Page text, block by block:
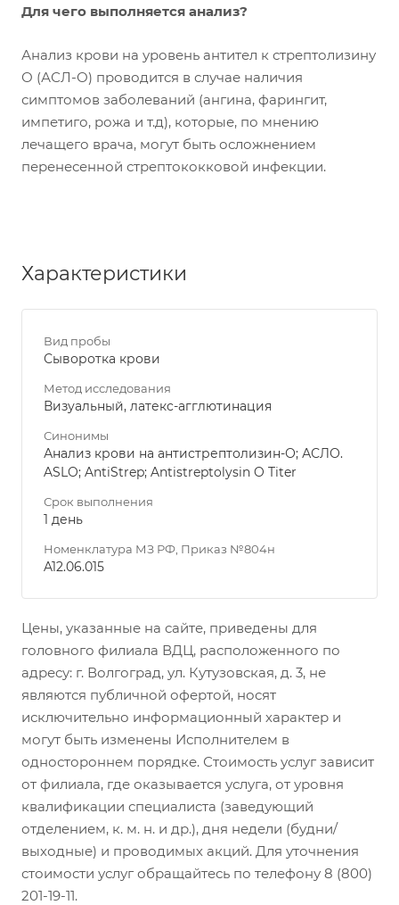
Для чего выполняется анализ?
Анализ крови на уровень антител к стрептолизину
О (АСЛ-О) проводится в случае наличия
симптомов заболеваний (ангина, фарингит,
импетиго, рожа и т.д), которые, по мнению
лечащего врача, могут быть осложнением
перенесенной стрептококковой инфекции.
Характеристики
Вид пробы
Сыворотка крови
Метод исследования
Визуальный, латекс-агглютинация
Синонимы
Анализ крови на антистрептолизин-О; АСЛО.
ASLO; AntiStrep; Antistreptolysin O Titer
Срок выполнения
1 день
Номенклатура МЗ РФ, Приказ №804н
A12.06.015
Цены, указанные на сайте, приведены для
головного филиала ВДЦ, расположенного по
адресу: г. Волгоград, ул. Кутузовская, д. 3, не
являются публичной офертой, носят
исключительно информационный характер и
могут быть изменены Исполнителем в
одностороннем порядке. Стоимость услуг зависит
от филиала, где оказывается услуга, от уровня
квалификации специалиста (заведующий
отделением, к. м. н. и др.), дня недели (будни/
выходные) и проводимых акций. Для уточнения
стоимости услуг обращайтесь по телефону 8 (800)
201-19-11.